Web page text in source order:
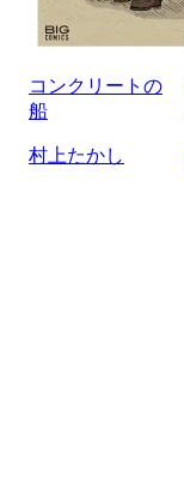
コンクリートの
船
村上たかし